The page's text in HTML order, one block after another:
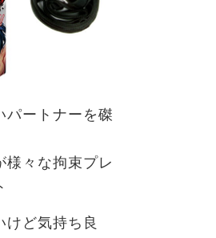
パートナーを磔
様々な拘束プレ
けど気持ち良